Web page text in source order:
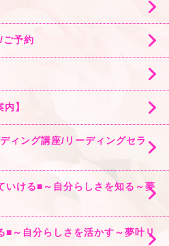
ご予約
】
ィング講座/リーディングセラ
いける■～自分らしさを知る～夢
■～自分らしさを活かす～夢叶リ